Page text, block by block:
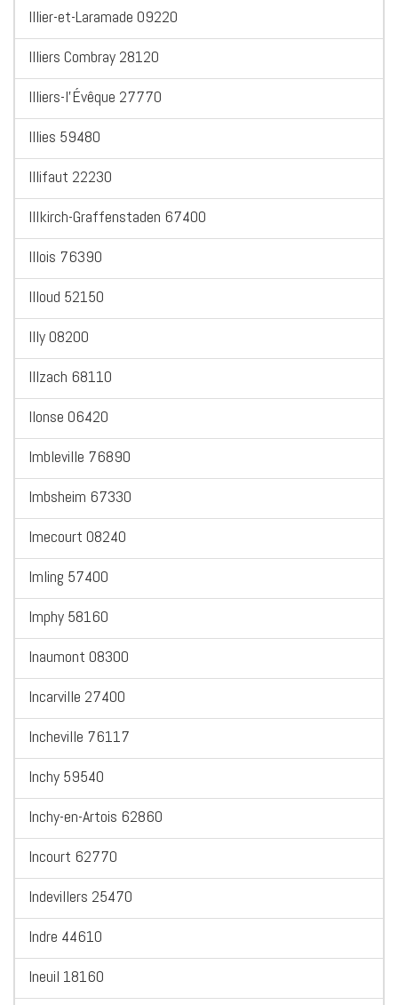
Illier-et-Laramade 09220
Illiers Combray 28120
Illiers-l'Évêque 27770
Illies 59480
Illifaut 22230
Illkirch-Graffenstaden 67400
Illois 76390
Illoud 52150
Illy 08200
Illzach 68110
Ilonse 06420
Imbleville 76890
Imbsheim 67330
Imecourt 08240
Imling 57400
Imphy 58160
Inaumont 08300
Incarville 27400
Incheville 76117
Inchy 59540
Inchy-en-Artois 62860
Incourt 62770
Indevillers 25470
Indre 44610
Ineuil 18160